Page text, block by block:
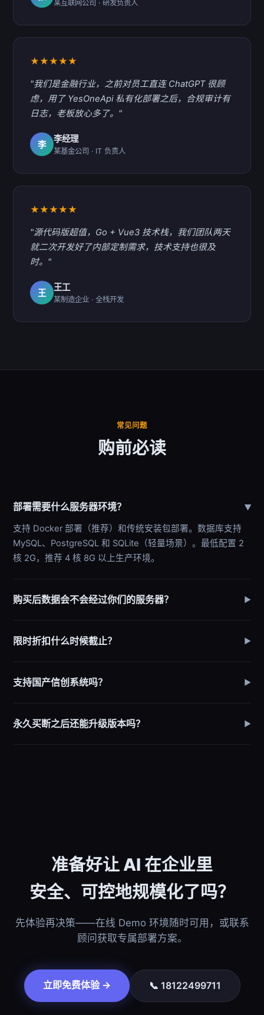
某互联网公司 · 研发负责人
★★★★★
"我们是金融行业，之前对员工直连 ChatGPT 很顾
虑，用了 YesOneApi 私有化部署之后，合规审计有
日志，老板放心多了。"
李
李经理
某基金公司 · IT 负责人
★★★★★
"源代码版超值，Go + Vue3 技术栈，我们团队两天
就二次开发好了内部定制需求，技术支持也很及
时。"
王
王工
某制造企业 · 全栈开发
常见问题
购前必读
部署需要什么服务器环境？ ▶
支持 Docker 部署（推荐）和传统安装包部署。数据库支持
MySQL、PostgreSQL 和 SQLite（轻量场景）。最低配置 2
核 2G，推荐 4 核 8G 以上生产环境。
购买后数据会不会经过你们的服务器？ ▶
限时折扣什么时候截止？ ▶
支持国产信创系统吗？ ▶
永久买断之后还能升级版本吗？ ▶
准备好让 AI 在企业里
安全、可控地规模化了吗？
先体验再决策——在线 Demo 环境随时可用，或联系
顾问获取专属部署方案。
立即免费体验 → 📞 18122499711